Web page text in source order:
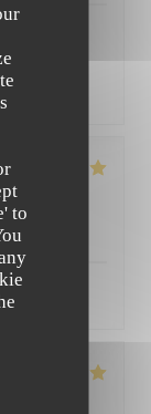
to
et très
et la
5